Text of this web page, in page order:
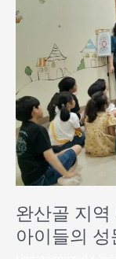
완산골 지역
아이들의
역
센
터
‘성
문
화
센
터’에
아
이